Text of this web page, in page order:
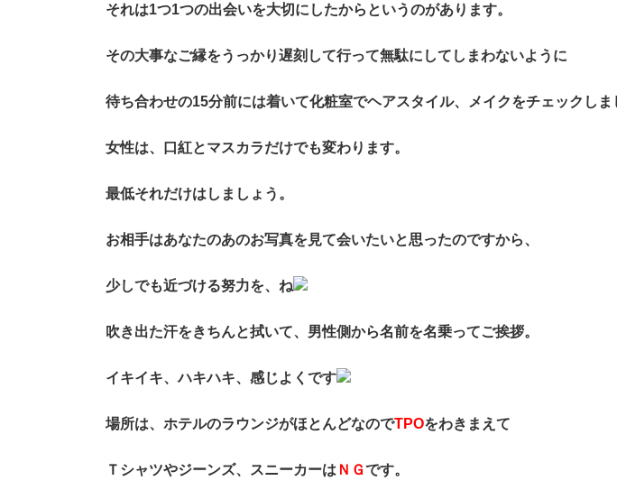
それは1つ1つの出会いを大切にしたからというのがあります。
その大事なご縁をうっかり遅刻して行って無駄にしてしまわないように
待ち合わせの15分前には着いて化粧室でヘアスタイル、メイクをチェックしま
女性は、口紅とマスカラだけでも変わります。
最低それだけはしましょう。
お相手はあなたのあのお写真を見て会いたいと思ったのですから、
少しでも近づける努力を、ね
吹き出た汗をきちんと拭いて、男性側から名前を名乗ってご挨拶。
イキイキ、ハキハキ、感じよくです
場所は、ホテルのラウンジがほとんどなのでTPOをわきまえて
Ｔシャツやジーンズ、スニーカーは ＮＧです。